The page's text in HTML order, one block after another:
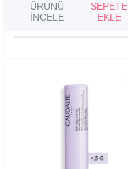
ÜRÜNÜ
İNCELE
SEPETE
EKLE